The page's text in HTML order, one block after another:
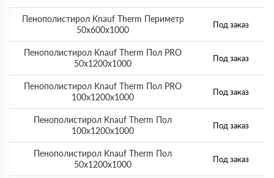
Пенополистирол Knauf Therm Периметр
50х600х1000
Под заказ
Пенополистирол Knauf Therm Пол PRO
50х1200х1000
Под заказ
Пенополистирол Knauf Therm Пол PRO
100х1200х1000
Под заказ
Пенополистирол Knauf Therm Пол
100х1200х1000
Под заказ
Пенополистирол Knauf Therm Пол
50х1200х1000
Под заказ